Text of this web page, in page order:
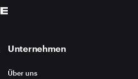
Unternehmen
Über uns